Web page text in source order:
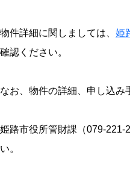
物件詳細に関しましては、 姫
確認ください。
なお、物件の詳細、申し込み
姫路市役所管財課（079-221-
い。